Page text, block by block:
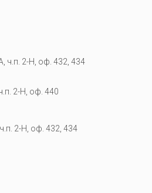
ч.п. 2-Н, оф. 432, 434
2-Н, оф. 440
2-Н, оф. 432, 434